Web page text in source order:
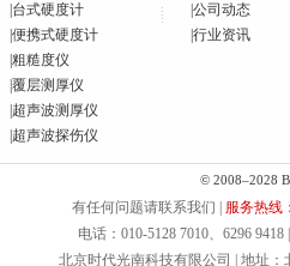
台式硬度计
便携式硬度计
粗糙度仪
覆层测厚仪
超声波测厚仪
超声波探伤仪
公司动态
行业资讯
© 2008–2028
有任何问题请联系我们 | 服务热线
电话：010-5128 7010、6296 9418
北京时代光南科技有限公司 | 地址：